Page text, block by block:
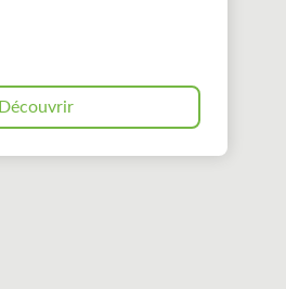
Découvrir